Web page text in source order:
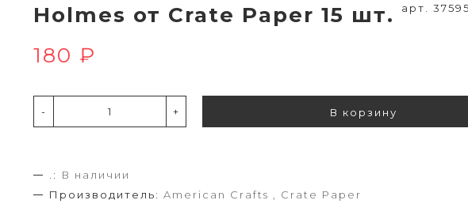
Holmes от Crate Paper 15 шт.
арт.
180 ₽
- + В корзину
.:
В наличии
Производитель: American Crafts , Crate Paper